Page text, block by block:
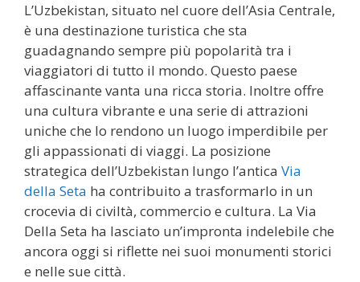
L’Uzbekistan, situato nel cuore dell’Asia Centrale,
è una destinazione turistica che sta
guadagnando sempre più popolarità tra i
viaggiatori di tutto il mondo. Questo paese
affascinante vanta una ricca storia. Inoltre offre
una cultura vibrante e una serie di attrazioni
uniche che lo rendono un luogo imperdibile per
gli appassionati di viaggi. La posizione
strategica dell’Uzbekistan lungo l’antica Via
della Seta ha contribuito a trasformarlo in un
crocevia di civiltà, commercio e cultura. La Via
Della Seta ha lasciato un’impronta indelebile che
ancora oggi si riflette nei suoi monumenti storici
e nelle sue città.